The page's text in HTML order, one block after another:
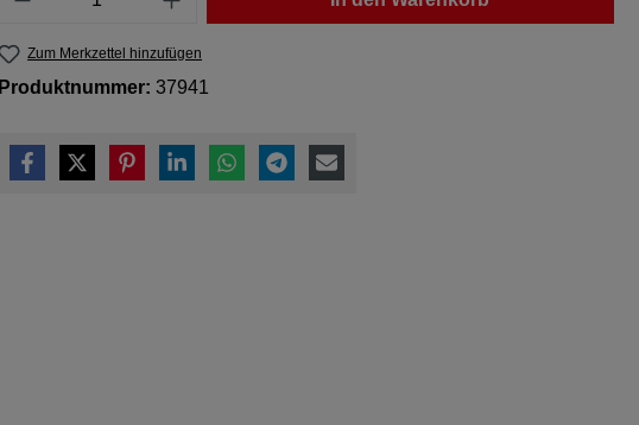
Zum Merkzettel hinzufügen
Produktnummer: 37941